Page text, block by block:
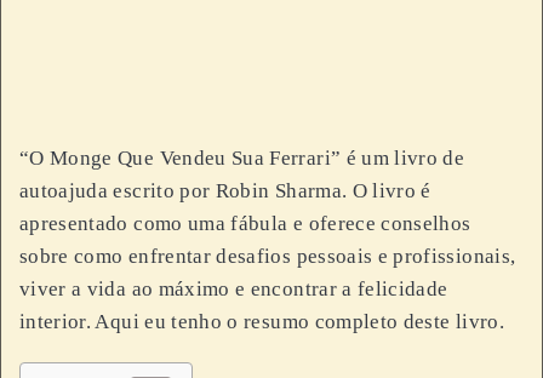
“O Monge Que Vendeu Sua Ferrari” é um livro de
autoajuda escrito por Robin Sharma. O livro é
apresentado como uma fábula e oferece conselhos
sobre como enfrentar desafios pessoais e profissionais,
viver a vida ao máximo e encontrar a felicidade
interior. Aqui eu tenho o resumo completo deste livro.